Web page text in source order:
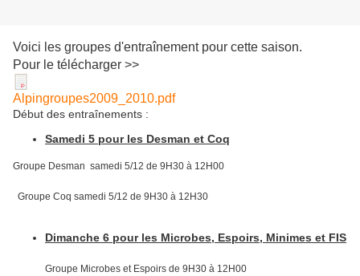
Voici les groupes d'entraînement pour cette saison.
Pour le télécharger >>
Alpingroupes2009_2010.pdf
Début des entraînements :
Samedi 5 pour les Desman et Coq
Groupe Desman samedi 5/12 de 9H30 à 12H00
Groupe Coq samedi 5/12 de 9H30 à 12H30
Dimanche 6 pour les Microbes, Espoirs, Minimes et FIS
Groupe Microbes et Espoirs de 9H30 à 12H00